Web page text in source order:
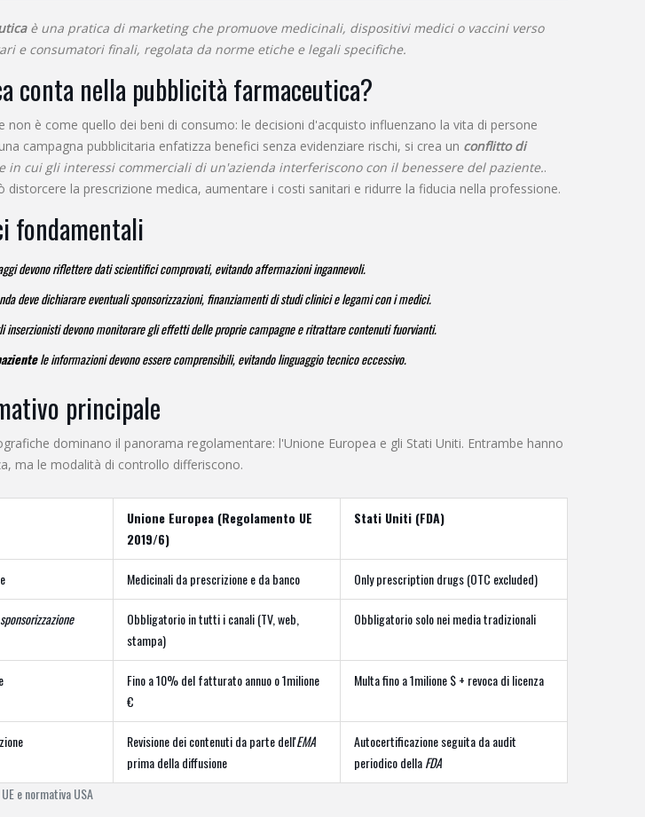
è una pratica di marketing che promuove medicinali, dispositivi medici o vaccini verso
e consumatori finali, regolata da norme etiche e legali specifiche.
conta nella pubblicità farmaceutica?
non è come quello dei beni di consumo: le decisioni d'acquisto influenzano la vita di persone
campagna pubblicitaria enfatizza benefici senza evidenziare rischi, si crea un conflitto di
in cui gli interessi commerciali di un'azienda interferiscono con il benessere del paziente..
distorcere la prescrizione medica, aumentare i costi sanitari e ridurre la fiducia nella professione.
fondamentali
devono riflettere dati scientifici comprovati, evitando affermazioni ingannevoli.
deve dichiarare eventuali sponsorizzazioni, finanziamenti di studi clinici e legami con i medici.
inserzionisti devono monitorare gli effetti delle proprie campagne e ritrattare contenuti fuorvianti.
le informazioni devono essere comprensibili, evitando linguaggio tecnico eccessivo.
principale
dominano il panorama regolamentare: l'Unione Europea e gli Stati Uniti. Entrambe hanno
ma le modalità di controllo differiscono.
e normativa USA
Unione Europea (Regolamento UE
2019/6)
Stati Uniti (FDA)
Medicinali da prescrizione e da banco Only prescription drugs (OTC excluded)
sponsorizzazione
Obbligatorio in tutti i canali (TV, web,
stampa)
Obbligatorio solo nei media tradizionali
Fino a 10% del fatturato annuo o 1milione
€
Multa fino a 1milione $ + revoca di licenza
Revisione dei contenuti da parte dell'EMA
prima della diffusione
Autocertificazione seguita da audit
periodico dellaFDA